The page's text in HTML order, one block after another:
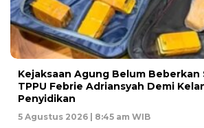
Kejaksaan Agung Belum
TPPU Febrie Adriansyah Demi
Penyidikan
5 Agustus 2026 | 8:45 am WIB